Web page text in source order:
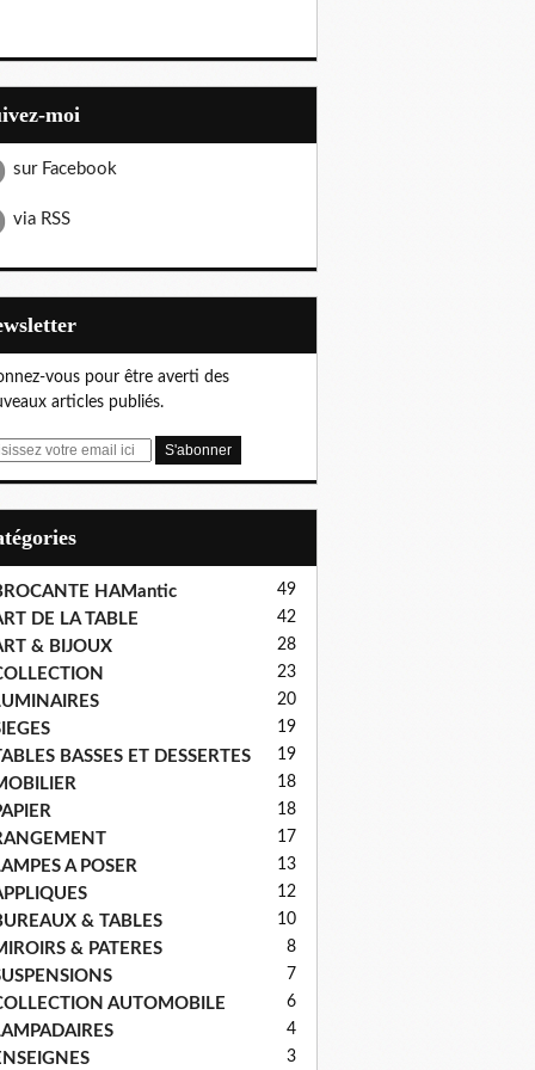
moi
sur Facebook
via RSS
vous pour être averti des
articles publiés.
HAMantic 49
DE LA TABLE 42
& BIJOUX 28
23
20
19
BASSES ET DESSERTES 19
18
18
17
A POSER 13
12
& TABLES 10
& PATERES 8
7
AUTOMOBILE 6
4
3